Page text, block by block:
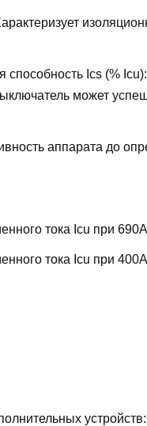
Ics (% Icu):
может
аппарата до
тока Icu при
тока Icu при
устройств: